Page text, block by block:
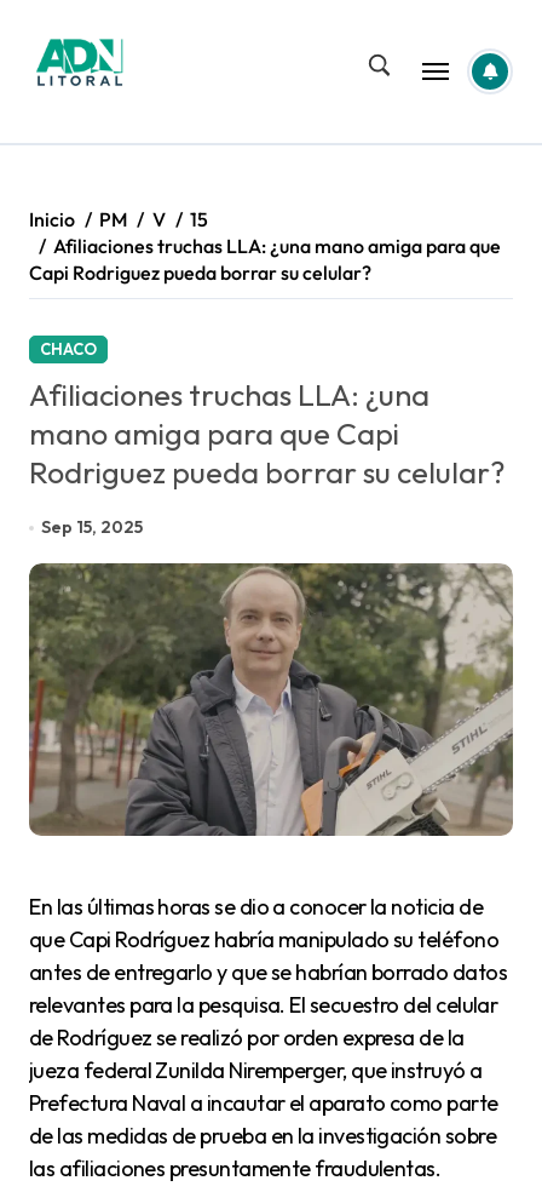
contenido
Inicio PM V
15
Afiliaciones truchas LLA: ¿una mano amiga para que
Capi Rodriguez pueda borrar su celular?
CHACO
Afiliaciones truchas LLA: ¿una
mano amiga para que Capi
Rodriguez pueda borrar su celular?
Sep 15, 2025
En las últimas horas se dio a conocer la noticia de
que Capi Rodríguez habría manipulado su teléfono
antes de entregarlo y que se habrían borrado datos
relevantes para la pesquisa. El secuestro del celular
de Rodríguez se realizó por orden expresa de la
jueza federal Zunilda Niremperger, que instruyó a
Prefectura Naval a incautar el aparato como parte
de las medidas de prueba en la investigación sobre
las afiliaciones presuntamente fraudulentas.